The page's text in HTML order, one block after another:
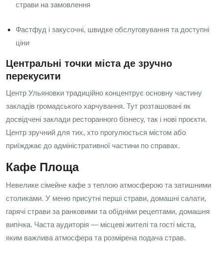
страви на замовлення
Фастфуд і закусочні, швидке обслуговування та доступні
ціни
Центральні точки міста де зручно
перекусити
Центр Ульяновки традиційно концентрує основну частину
закладів громадського харчування. Тут розташовані як
досвідчені заклади ресторанного бізнесу, так і нові проєкти.
Центр зручний для тих, хто прогулюється містом або
приїжджає до адміністративної частини по справах.
Кафе Площа
Невелике сімейне кафе з теплою атмосферою та затишними
столиками. У меню присутні перші страви, домашні салати,
гарячі страви за ранковими та обідніми рецептами, домашня
випічка. Часта аудиторія — місцеві жителі та гості міста,
яким важлива атмосфера та розмірена подача страв.